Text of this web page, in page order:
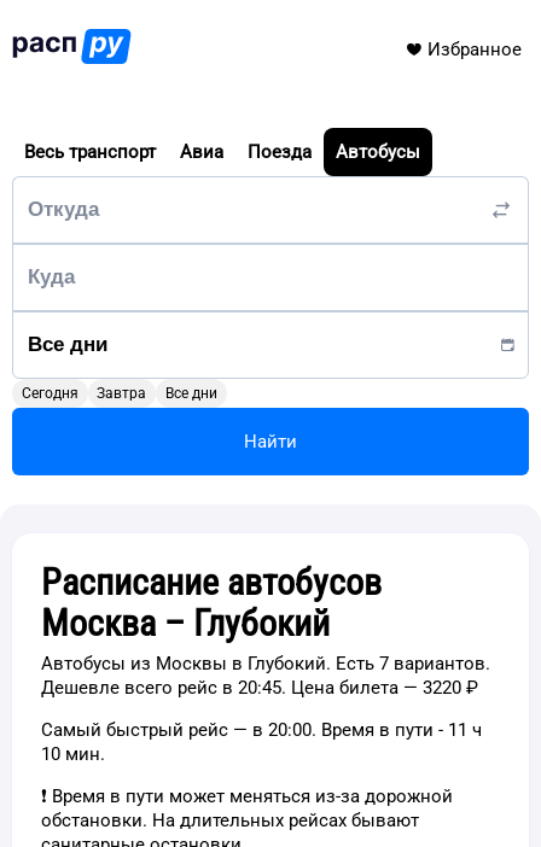
Избранное
Весь транспорт Авиа Поезда Автобусы
Сегодня Завтра Все дни
Найти
Расписание автобусов
Москва – Глубокий
Автобусы из Москвы в Глубокий. Есть 7 вариантов.
Дешевле всего рейс в 20:45. Цена билета — 3220 ₽
Самый быстрый рейс — в 20:00. Время в пути - 11 ч
10 мин.
❗ Время в пути может меняться из-за дорожной
обстановки. На длительных рейсах бывают